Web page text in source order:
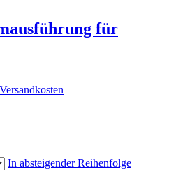
für
Versandkosten
In absteigender Reihenfolge